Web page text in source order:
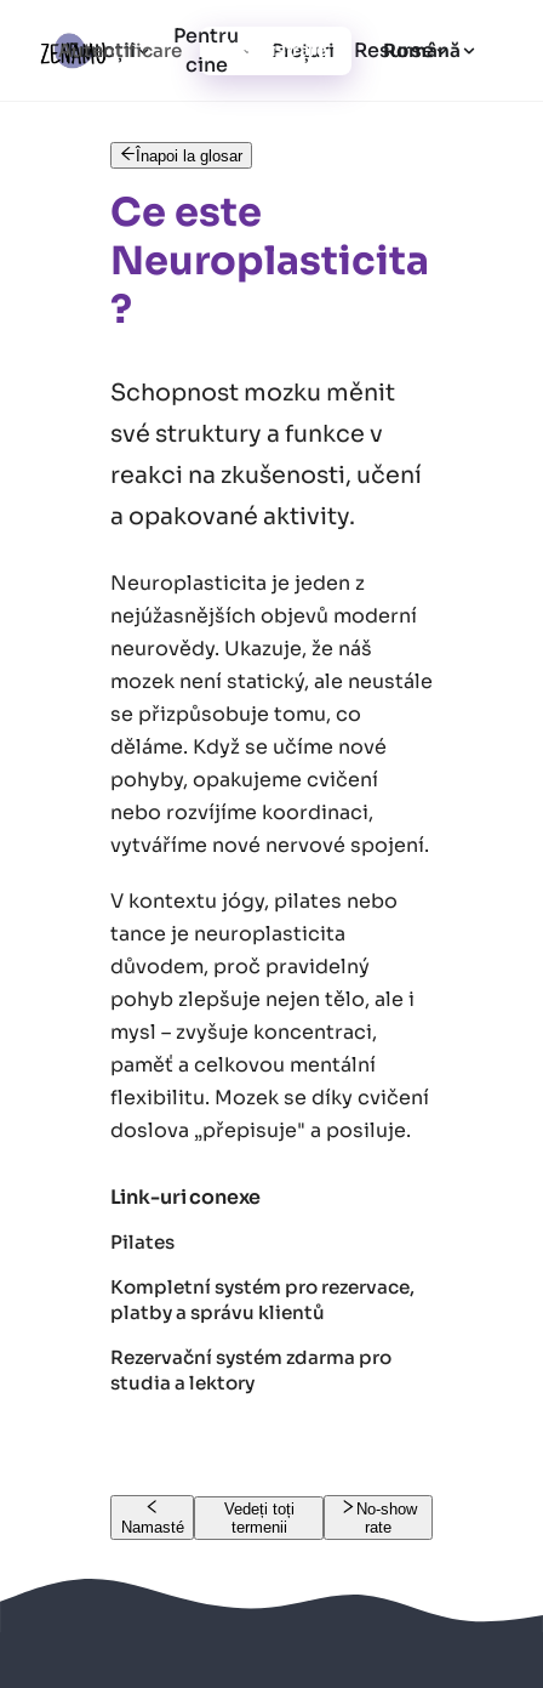
Funcții
Pentru
cine
Prețuri Resurse
Autentificare Înregistrare Română
Înapoi la glosar
Ce este
Neuroplasticita
?
Schopnost mozku měnit
své struktury a funkce v
reakci na zkušenosti, učení
a opakované aktivity.
Neuroplasticita je jeden z
nejúžasnějších objevů moderní
neurovědy. Ukazuje, že náš
mozek není statický, ale neustále
se přizpůsobuje tomu, co
děláme. Když se učíme nové
pohyby, opakujeme cvičení
nebo rozvíjíme koordinaci,
vytváříme nové nervové spojení.
V kontextu jógy, pilates nebo
tance je neuroplasticita
důvodem, proč pravidelný
pohyb zlepšuje nejen tělo, ale i
mysl – zvyšuje koncentraci,
paměť a celkovou mentální
flexibilitu. Mozek se díky cvičení
doslova „přepisuje" a posiluje.
Link-uri conexe
Pilates
Kompletní systém pro rezervace,
platby a správu klientů
Rezervační systém zdarma pro
studia a lektory
Namasté
Vedeți toți
termenii
No-show
rate